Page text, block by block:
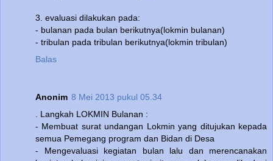
3. evaluasi dilakukan pada:
- bulanan pada bulan berikutnya(lokmin bulanan)
- tribulan pada tribulan berikutnya(lokmin tribulan)
Balas
Anonim 8 Mei 2013 pukul 05.34
. Langkah LOKMIN Bulanan :
- Membuat surat undangan Lokmin yang ditujukan kepada
semua Pemegang program dan Bidan di Desa
- Mengevaluasi kegiatan bulan lalu dan merencanakan